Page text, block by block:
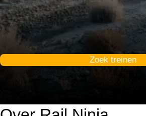
Zoek treinen